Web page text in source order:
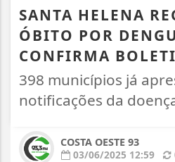
SANTA HELENA
ÓBITO POR
CONFIRMA
398 municípios já
notificações da
COSTA OESTE 93
03/06/2025 12:59